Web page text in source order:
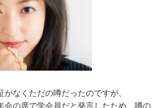
がなくただの噂だったのですが、
会の席で学会員だと発言したため、噂の